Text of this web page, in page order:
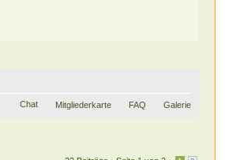
Chat Mitgliederkarte FAQ Galerie